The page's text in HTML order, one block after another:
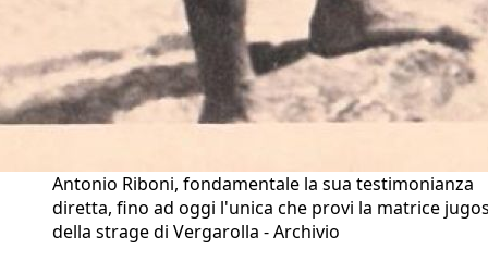
Antonio Riboni, fondamentale la sua testimonianza
diretta, fino ad oggi l'unica che provi la matrice
della strage di Vergarolla - Archivio